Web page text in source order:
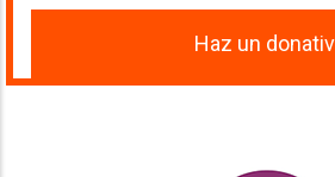
Haz un